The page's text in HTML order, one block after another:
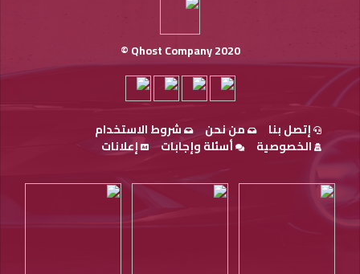
Qhost Company 2020 ©
إتصل بنا من نحن
شروط الاستخدام
الخصوصية
أسئلة وإجابات إعلانات